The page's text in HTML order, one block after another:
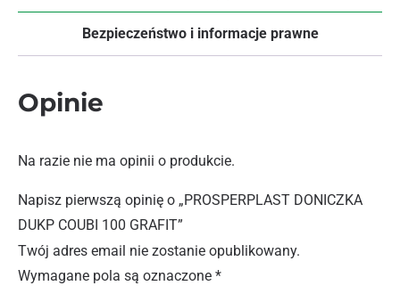
Bezpieczeństwo i informacje prawne
Opinie
Na razie nie ma opinii o produkcie.
Napisz pierwszą opinię o „PROSPERPLAST DONICZKA
DUKP COUBI 100 GRAFIT”
Twój adres email nie zostanie opublikowany.
Wymagane pola są oznaczone *